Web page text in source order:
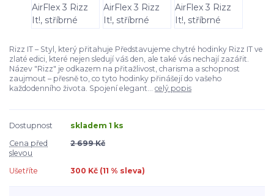
Rizz IT – Styl, který přitahuje Představujeme chytré hodinky Rizz IT ve
zlaté edici, které nejen sledují váš den, ale také vás nechají zazářit.
Název "Rizz" je odkazem na přitažlivost, charisma a schopnost
zaujmout – přesně to, co tyto hodinky přinášejí do vašeho
každodenního života. Spojení elegant... celý popis
Dostupnost
skladem 1 ks
Cena před
slevou
2 699 Kč
Ušetříte 300 Kč (11 % sleva)